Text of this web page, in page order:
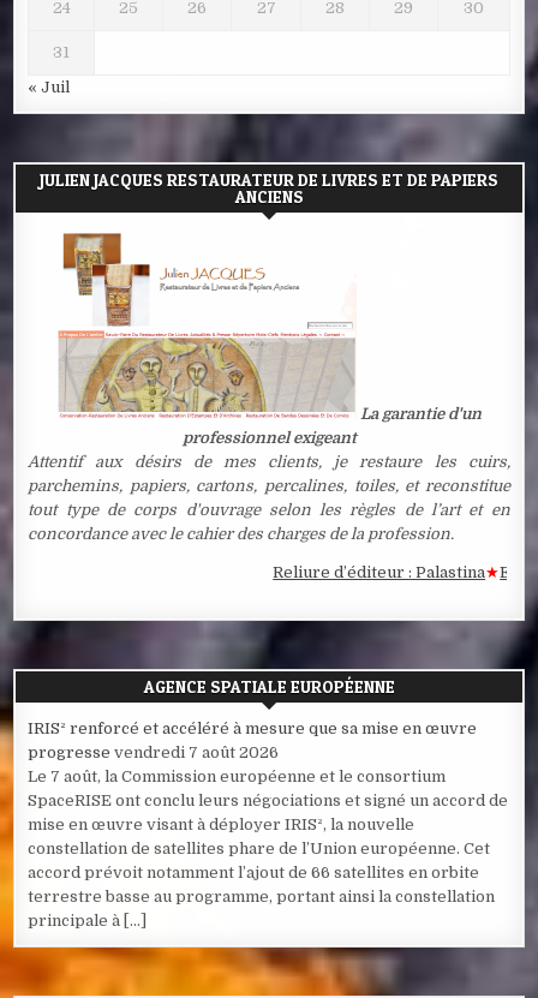
24 25 26 27 28 29 30
31
« Juil
JULIEN JACQUES RESTAURATEUR DE LIVRES ET DE PAPIERS
ANCIENS
La garantie d'un
professionnel exigeant
Attentif aux désirs de mes clients, je restaure les cuirs,
parchemins, papiers, cartons, percalines, toiles, et reconstitue
tout type de corps d'ouvrage selon les règles de l’art et en
concordance avec le cahier des charges de la profession.
Reliure d’éditeur : Palastina★
AGENCE SPATIALE EUROPÉENNE
IRIS² renforcé et accéléré à mesure que sa mise en œuvre
progresse vendredi 7 août 2026
Le 7 août, la Commission européenne et le consortium
SpaceRISE ont conclu leurs négociations et signé un accord de
mise en œuvre visant à déployer IRIS², la nouvelle
constellation de satellites phare de l’Union européenne. Cet
accord prévoit notamment l’ajout de 66 satellites en orbite
terrestre basse au programme, portant ainsi la constellation
principale à […]